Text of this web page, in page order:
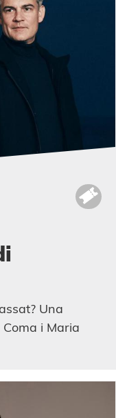
Una
i Maria